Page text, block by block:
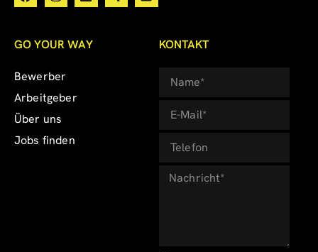
GO YOUR WAY
Bewerber
Arbeitgeber
Über uns
Jobs finden
KONTAKT